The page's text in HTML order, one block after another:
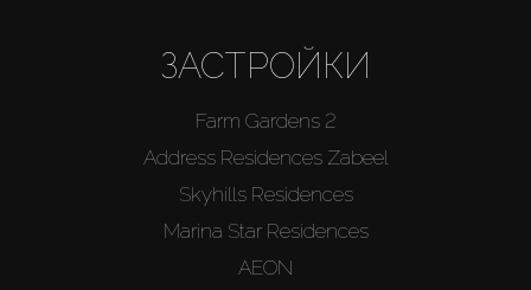
ЗАСТРОЙКИ
Farm Gardens 2
Address Residences Zabeel
Skyhills Residences
Marina Star Residences
AEON